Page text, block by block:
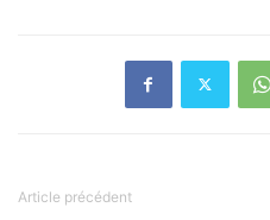
Article précédent